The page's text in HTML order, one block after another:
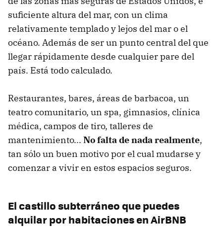
suficiente altura del mar, con un clima
relativamente templado y lejos del mar o el
océano. Además de ser un punto central del que
llegar rápidamente desde cualquier pare del
país. Está todo calculado.
Restaurantes, bares, áreas de barbacoa, un
teatro comunitario, un spa, gimnasios, clínica
médica, campos de tiro, talleres de
mantenimiento... No falta de nada realmente,
tan sólo un buen motivo por el cual mudarse y
comenzar a vivir en estos espacios seguros.
El castillo subterráneo que puedes
alquilar por habitaciones en AirBNB